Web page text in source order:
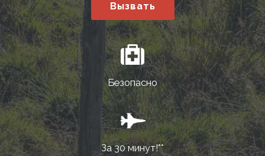
Вызвать
Безопасно
За 30 минут!**